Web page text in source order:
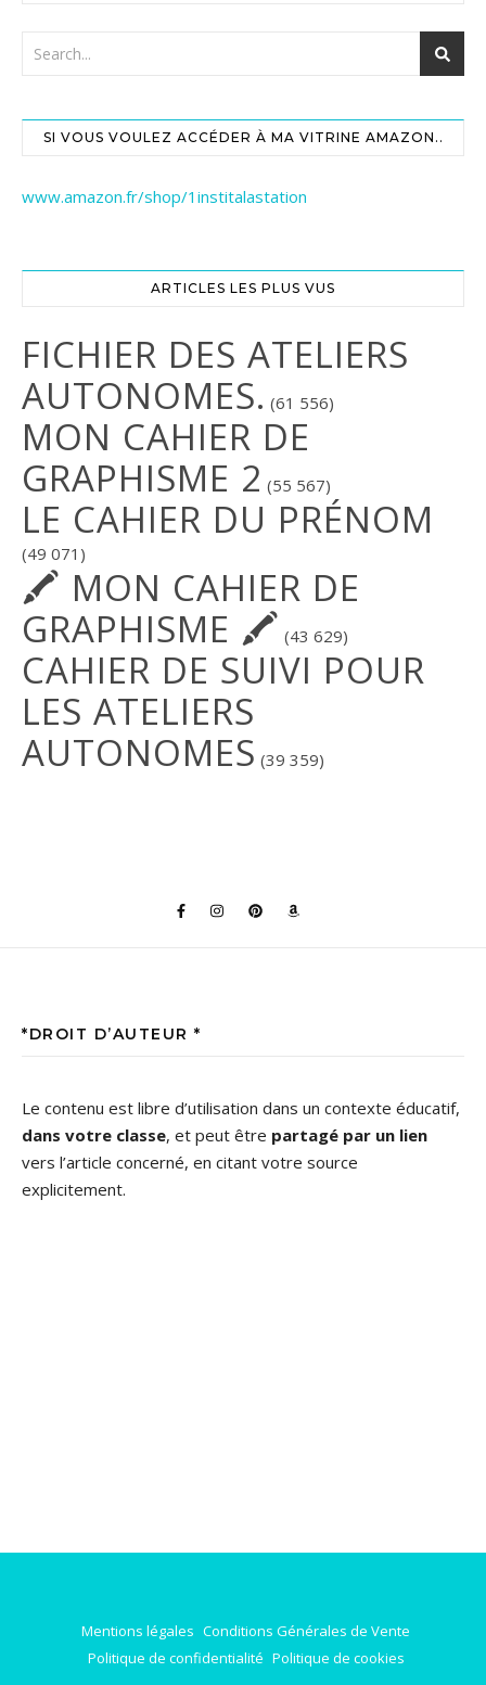
SI VOUS VOULEZ ACCÉDER À MA VITRINE AMAZON..
www.amazon.fr/shop/1institalastation
ARTICLES LES PLUS VUS
FICHIER DES ATELIERS
AUTONOMES. (61 556)
MON CAHIER DE
GRAPHISME 2 (55 567)
LE CAHIER DU PRÉNOM
(49 071)
🖍 MON CAHIER DE
GRAPHISME 🖍 (43 629)
CAHIER DE SUIVI POUR
LES ATELIERS
AUTONOMES (39 359)
*DROIT D’AUTEUR *
Le contenu est libre d’utilisation dans un contexte éducatif,
dans votre classe, et peut être partagé par un lien
vers l’article concerné, en citant votre source
explicitement.
Mentions légales Conditions Générales de Vente
Politique de confidentialité Politique de cookies